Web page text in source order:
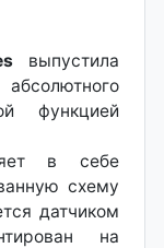
выпустила
функцией
в себе
схему
датчиком
на